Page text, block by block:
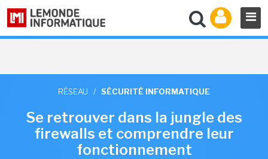
RÉSEAU / SÉCURITÉ INFORMATIQUE
Se retrouver dans la jungle des
firewalls et comprendre leur
fonctionnement